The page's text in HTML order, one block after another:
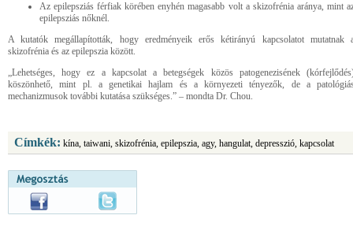
Az epilepsziás férfiak körében enyhén magasabb volt a skizofrénia aránya, mint
epilepsziás nőknél.
A kutatók megállapították, hogy eredményeik erős kétirányú kapcsolatot mutatnak
skizofrénia és az epilepszia között.
„Lehetséges, hogy ez a kapcsolat a betegségek közös patogenezisének
köszönhető, mint pl. a genetikai hajlam és a környezeti tényezők, de a
mechanizmusok további kutatása szükséges.” – mondta Dr. Chou.
Címkék: kína, taiwani, skizofrénia, epilepszia, agy, hangulat, depresszió, kapcsolat